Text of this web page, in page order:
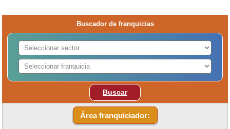
Buscador de franquicias
Buscar
Área franquiciador: